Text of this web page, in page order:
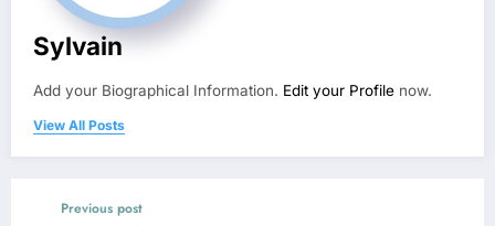
Sylvain
Add your Biographical Information. Edit your Profile now.
View All Posts
Previous post